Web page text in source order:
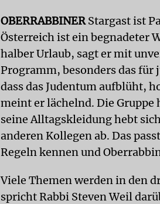
OBERRABBINERStargast ist
Österreich ist ein begnadeter
halber Urlaub, sagt er mit
Programm, besonders das für
dass das Judentum aufblüht,
meint er lächelnd. Die
seine Alltagskleidung hebt
anderen Kollegen ab. Das
Regeln kennen und
Viele Themen werden in den
spricht Rabbi Steven Weil